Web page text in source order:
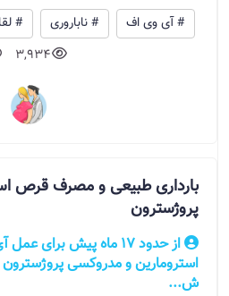
# آی وی اف
# ناباروری
#
3,934
بارداری طبیعی و مصرف قرص
پروژسترون
از حدود 17 ماه پیش
استرومارین و مدروکسی
ش...